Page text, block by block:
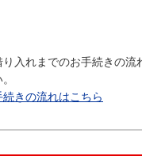
入れまでのお手続きの流
きの流れはこちら